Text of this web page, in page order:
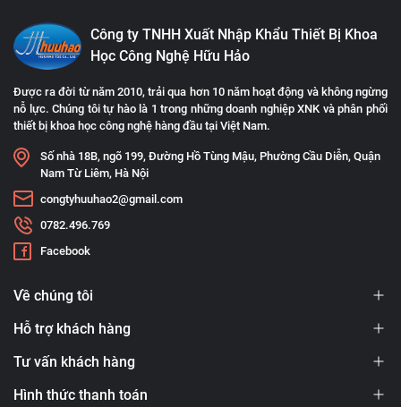
Công ty TNHH Xuất Nhập Khẩu Thiết Bị Khoa
Học Công Nghệ Hữu Hảo
Được ra đời từ năm 2010, trải qua hơn 10 năm hoạt động và không ngừng
nỗ lực. Chúng tôi tự hào là 1 trong những doanh nghiệp XNK và phân phối
thiết bị khoa học công nghệ hàng đầu tại Việt Nam.
Số nhà 18B, ngõ 199, Đường Hồ Tùng Mậu, Phường Cầu Diễn, Quận
Nam Từ Liêm, Hà Nội
congtyhuuhao2@gmail.com
0782.496.769
Facebook
Về chúng tôi
Hỗ trợ khách hàng
Tư vấn khách hàng
Hình thức thanh toán